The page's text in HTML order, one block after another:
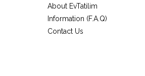
About EvTatilim
Information (F.A.Q)
Contact Us